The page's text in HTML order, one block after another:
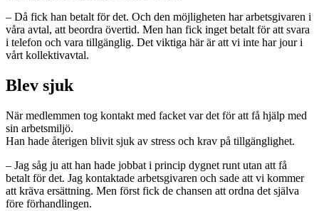
– Då fick han betalt för det. Och den möjligheten har arbetsgivaren i
våra avtal, att beordra övertid. Men han fick inget betalt för att svara
i telefon och vara tillgänglig. Det viktiga här är att vi inte har jour i
vårt kollektivavtal.
Blev sjuk
När medlemmen tog kontakt med facket var det för att få hjälp med
sin arbetsmiljö.
Han hade återigen blivit sjuk av stress och krav på tillgänglighet.
– Jag såg ju att han hade jobbat i princip dygnet runt utan att få
betalt för det. Jag kontaktade arbetsgivaren och sade att vi kommer
att kräva ersättning. Men först fick de chansen att ordna det själva
före förhandlingen.